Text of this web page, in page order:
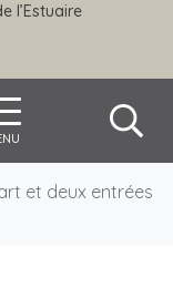
l’Estuaire
et deux entrées